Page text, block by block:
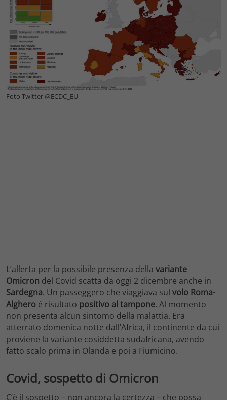
Foto Twitter @ECDC_EU
L’allerta per la possibile presenza della variante
Omicron del Covid scatta da oggi 2 dicembre anche in
Sardegna. Un passeggero che viaggiava sul volo Roma-
Alghero è risultato positivo al tampone. Al momento
non presenta alcun sintomo della malattia. Era
atterrato domenica notte dall’Africa, il continente da cui
proviene la variante cosiddetta sudafricana, avendo
fatto scalo prima in Olanda e poi a Fiumicino.
Covid, sospetto di Omicron
C’è il sospetto – non ancora la certezza – che possa